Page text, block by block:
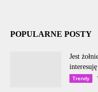
POPULARNE POSTY
Jest
interesuję
Trendy